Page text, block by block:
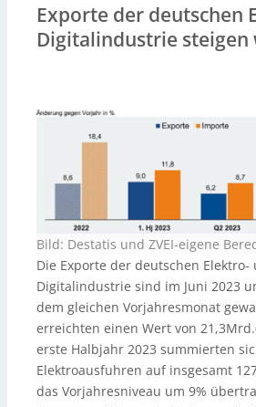
Exporte der deutschen
Digitalindustrie steigen
Bild: Destatis und ZVEI-eigene
Die Exporte der deutschen Elektro-
Digitalindustrie sind im Juni 2023
dem gleichen Vorjahresmonat
erreichten einen Wert von
erste Halbjahr 2023 summierten
Elektroausfuhren auf insgesamt
das Vorjahresniveau um 9%